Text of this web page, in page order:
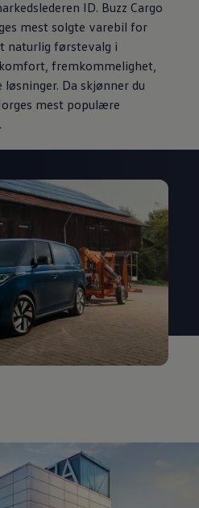
ID. Buzz Cargo
mest solgte varebil for
naturlig førstevalg i
fremkommelighet,
Da skjønner du
mest populære